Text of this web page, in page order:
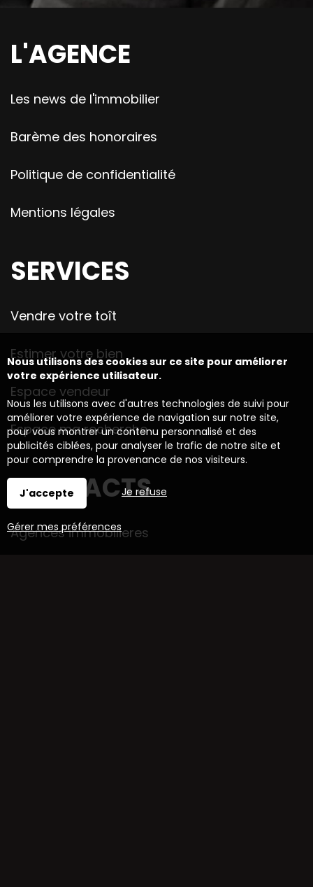
L'AGENCE
Les news de l'immobilier
Barème des honoraires
Politique de confidentialité
Mentions légales
SERVICES
Vendre votre toît
Estimer votre bien
Espace vendeur
Espace ma recherche
CONTACTS
Agences immobilieres
Nous utilisons des cookies sur ce site pour améliorer
votre expérience utilisateur.
Nous les utilisons avec d'autres technologies de suivi pour
améliorer votre expérience de navigation sur notre site,
pour vous montrer un contenu personnalisé et des
publicités ciblées, pour analyser le trafic de notre site et
pour comprendre la provenance de nos visiteurs.
J'accepte Je refuse
Gérer mes préférences